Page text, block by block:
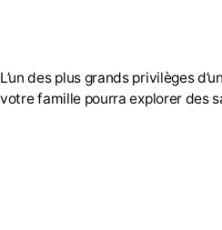
L’un des plus grands privilèges
votre famille pourra explorer des